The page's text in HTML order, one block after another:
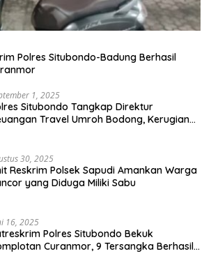
Polres Situbondo-Badung Berhasil
1, 2025
Situbondo Tangkap Direktur
Travel Umroh Bodong, Kerugian
30, 2025
Reskrim Polsek Sapudi Amankan Warga
yang Diduga Miliki Sabu
16, 2025
Polres Situbondo Bekuk
Curanmor, 9 Tersangka Berhasil